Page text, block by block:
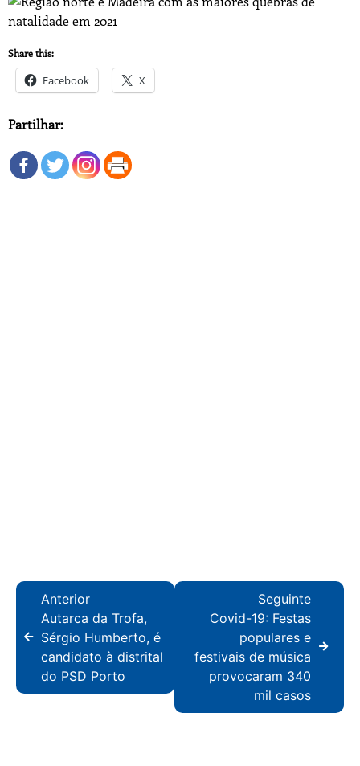
Share this:
Facebook X
Partilhar:
Anterior
Autarca da Trofa,
Sérgio Humberto, é
candidato à distrital
do PSD Porto
Seguinte
Covid-19: Festas
populares e
festivais de música
provocaram 340
mil casos